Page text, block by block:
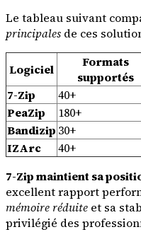
Le tableau suivant
principales de ces
Logiciel
Formats
supportés
7-Zip
40+
PeaZip
180+
Bandizip 30+
IZArc
40+
7-Zip maintient sa
excellent rapport
mémoire réduite et sa
privilégié des